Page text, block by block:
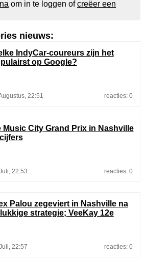
om in te loggen ofcreëer een
nieuws:
IndyCar-coureurs zijn het
op Google?
22:51 reacties: 0
Music City Grand Prix in Nashville
22:53 reacties: 0
Palou zegeviert in Nashville na
strategie; VeeKay 12e
22:57 reacties: 0